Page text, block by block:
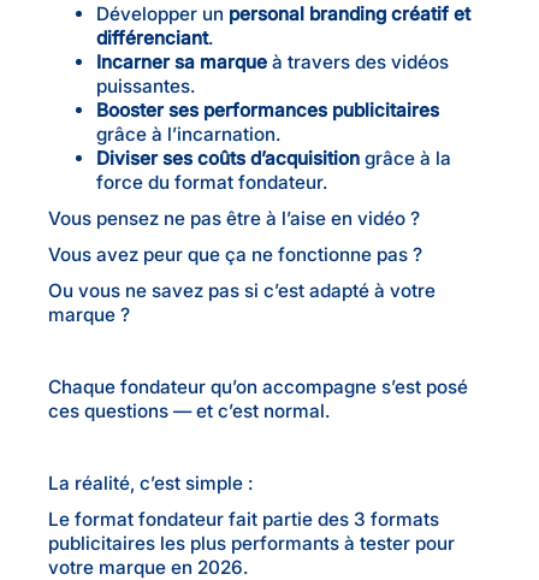
Développer un personal branding créatif et
différenciant.
Incarner sa marque à travers des vidéos
puissantes.
Booster ses performances publicitaires
grâce à l’incarnation.
Diviser ses coûts d’acquisition grâce à la
force du format fondateur.
Vous pensez ne pas être à l’aise en vidéo ?
Vous avez peur que ça ne fonctionne pas ?
Ou vous ne savez pas si c’est adapté à votre
marque ?
Chaque fondateur qu’on accompagne s’est posé
ces questions — et c’est normal.
La réalité, c’est simple :
Le format fondateur fait partie des 3 formats
publicitaires les plus performants à tester pour
votre marque en 2026.